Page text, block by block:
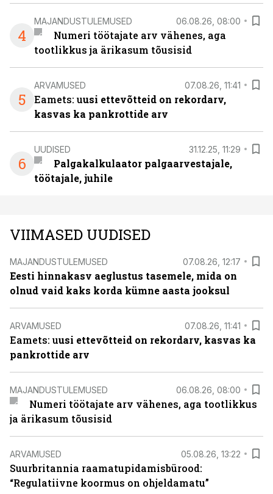
4
MAJANDUSTULEMUSED 06.08.26, 08:00
Numeri töötajate arv vähenes, aga
tootlikkus ja ärikasum tõusisid
5
ARVAMUSED 07.08.26, 11:41
Eamets: uusi ettevõtteid on rekordarv,
kasvas ka pankrottide arv
6
UUDISED 31.12.25, 11:29
Palgakalkulaator palgaarvestajale,
töötajale, juhile
VIIMASED UUDISED
MAJANDUSTULEMUSED 07.08.26, 12:17
Eesti hinnakasv aeglustus tasemele, mida on
olnud vaid kaks korda kümne aasta jooksul
ARVAMUSED 07.08.26, 11:41
Eamets: uusi ettevõtteid on rekordarv, kasvas ka
pankrottide arv
MAJANDUSTULEMUSED 06.08.26, 08:00
Numeri töötajate arv vähenes, aga tootlikkus
ja ärikasum tõusisid
ARVAMUSED 05.08.26, 13:22
Suurbritannia raamatupidamisbürood:
“Regulatiivne koormus on ohjeldamatu”